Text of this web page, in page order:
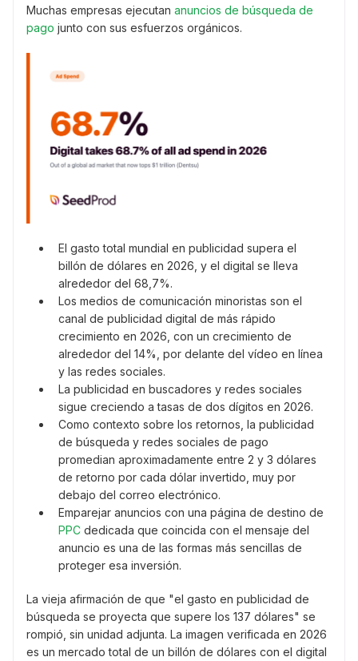
Muchas empresas ejecutan anuncios de búsqueda de
pago junto con sus esfuerzos orgánicos.
El gasto total mundial en publicidad supera el
billón de dólares en 2026, y el digital se lleva
alrededor del 68,7%.
Los medios de comunicación minoristas son el
canal de publicidad digital de más rápido
crecimiento en 2026, con un crecimiento de
alrededor del 14%, por delante del vídeo en línea
y las redes sociales.
La publicidad en buscadores y redes sociales
sigue creciendo a tasas de dos dígitos en 2026.
Como contexto sobre los retornos, la publicidad
de búsqueda y redes sociales de pago
promedian aproximadamente entre 2 y 3 dólares
de retorno por cada dólar invertido, muy por
debajo del correo electrónico.
Emparejar anuncios con una página de destino de
PPC dedicada que coincida con el mensaje del
anuncio es una de las formas más sencillas de
proteger esa inversión.
La vieja afirmación de que "el gasto en publicidad de
búsqueda se proyecta que supere los 137 dólares" se
rompió, sin unidad adjunta. La imagen verificada en 2026
es un mercado total de un billón de dólares con el digital